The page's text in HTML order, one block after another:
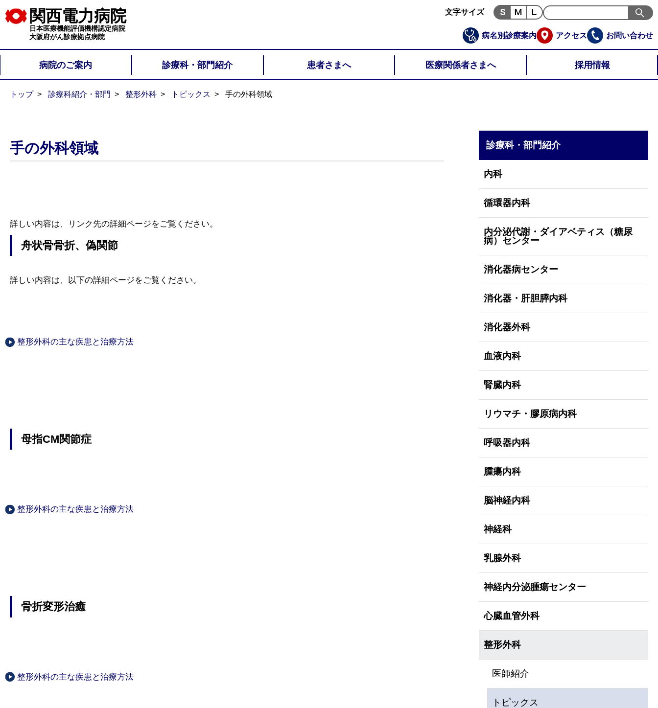
関西電力病院
日本医療機能評価機構認定病院
大阪府がん診療拠点病院
病院のご案内 診療科・部門紹介 患者さまへ 医療関係者さまへ 採用情報
文字サイズ
病名別診療案内 アクセス お問い合わせ
トップ 診療科紹介・部門 整形外科 トピックス 手の外科領域
手の外科領域
詳しい内容は、リンク先の詳細ページをご覧ください。
舟状骨骨折、偽関節
詳しい内容は、以下の詳細ページをご覧ください。
整形外科の主な疾患と治療方法
母指CM関節症
整形外科の主な疾患と治療方法
骨折変形治癒
整形外科の主な疾患と治療方法
診療科・部門紹介
内科
循環器内科
内分泌代謝・ダイアベティス（糖尿
病）センター
消化器病センター
消化器・肝胆膵内科
消化器外科
血液内科
腎臓内科
リウマチ・膠原病内科
呼吸器内科
腫瘍内科
脳神経内科
神経科
乳腺外科
神経内分泌腫瘍センター
心臓血管外科
整形外科
医師紹介
トピックス